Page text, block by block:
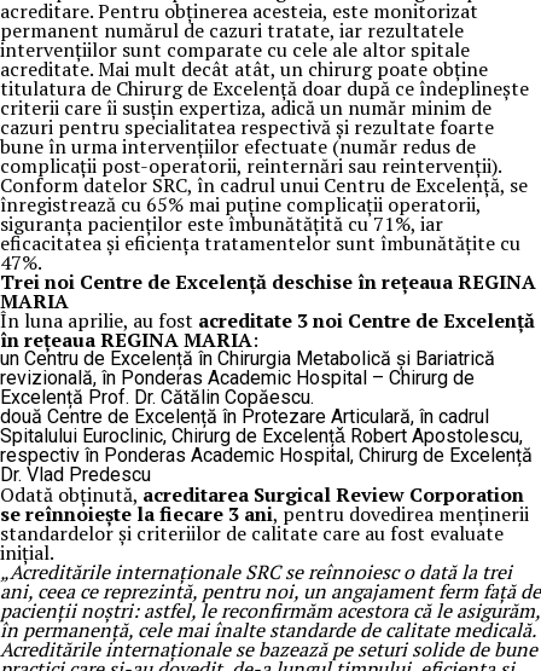
acreditare. Pentru obținerea acesteia, este monitorizat
permanent numărul de cazuri tratate, iar rezultatele
intervențiilor sunt comparate cu cele ale altor spitale
acreditate. Mai mult decât atât, un chirurg poate obține
titulatura de Chirurg de Excelență doar după ce îndeplinește
criterii care îi susțin expertiza, adică un număr minim de
cazuri pentru specialitatea respectivă și rezultate foarte
bune în urma intervențiilor efectuate (număr redus de
complicații post-operatorii, reinternări sau reintervenții).
Conform datelor SRC, în cadrul unui Centru de Excelență, se
înregistrează cu 65% mai puține complicații operatorii,
siguranța pacienților este îmbunătățită cu 71%, iar
eficacitatea și eficiența tratamentelor sunt îmbunătățite cu
47%.
Trei noi Centre de Excelență deschise în rețeaua REGINA
MARIA
În luna aprilie, au fost acreditate 3 noi Centre de Excelență
în rețeaua REGINA MARIA:
un Centru de Excelență în Chirurgia Metabolică și Bariatrică
revizională, în Ponderas Academic Hospital – Chirurg de
Excelență Prof. Dr. Cătălin Copăescu.
două Centre de Excelență în Protezare Articulară, în cadrul
Spitalului Euroclinic, Chirurg de Excelențǎ Robert Apostolescu,
respectiv în Ponderas Academic Hospital, Chirurg de Excelență
Dr. Vlad Predescu
Odată obținută, acreditarea Surgical Review Corporation
se reînnoiește la fiecare 3 ani, pentru dovedirea menținerii
standardelor și criteriilor de calitate care au fost evaluate
inițial.
„Acreditările internaționale SRC se reînnoiesc o dată la trei
ani, ceea ce reprezintă, pentru noi, un angajament ferm față de
pacienții noștri: astfel, le reconfirmăm acestora că le asigurăm,
în permanență, cele mai înalte standarde de calitate medicală.
Acreditările internaționale se bazează pe seturi solide de bune